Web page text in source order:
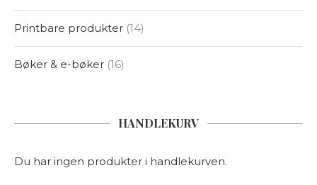
Printbare produkter 14
Bøker & e-bøker 16
HANDLEKURV
Du har ingen produkter i handlekurven.